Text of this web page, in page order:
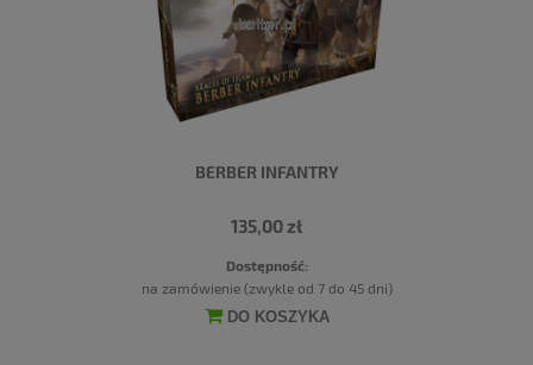
BERBER INFANTRY
135,00 zł
Dostępność:
na zamówienie (zwykle od 7 do 45 dni)
DO KOSZYKA